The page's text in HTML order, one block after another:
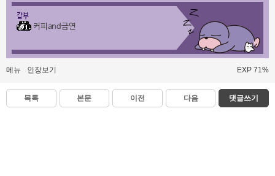
갑부
커피and금연
메뉴 인장보기 EXP 71%
목록 본문 이전 다음 댓글쓰기